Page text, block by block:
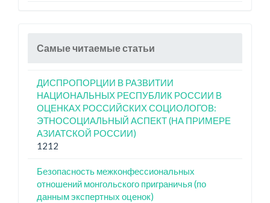
Самые читаемые статьи
ДИСПРОПОРЦИИ В РАЗВИТИИ
НАЦИОНАЛЬНЫХ РЕСПУБЛИК РОССИИ В
ОЦЕНКАХ РОССИЙСКИХ СОЦИОЛОГОВ:
ЭТНОСОЦИАЛЬНЫЙ АСПЕКТ (НА ПРИМЕРЕ
АЗИАТСКОЙ РОССИИ)
1212
Безопасность межконфессиональных
отношений монгольского приграничья (по
данным экспертных оценок)